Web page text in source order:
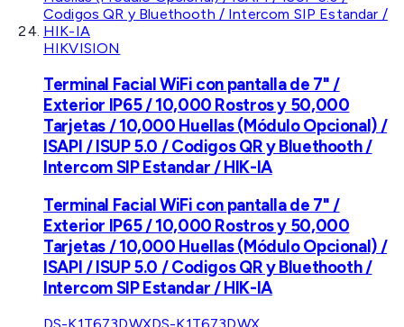
HIKVISION
Terminal Facial WiFi con pantalla de 7" /
Exterior IP65 / 10,000 Rostros y 50,000
Tarjetas / 10,000 Huellas (Módulo Opcional) /
ISAPI / ISUP 5.0 / Codigos QR y Bluethooth /
Intercom SIP Estandar / HIK-IA
Terminal Facial WiFi con pantalla de 7" /
Exterior IP65 / 10,000 Rostros y 50,000
Tarjetas / 10,000 Huellas (Módulo Opcional) /
ISAPI / ISUP 5.0 / Codigos QR y Bluethooth /
Intercom SIP Estandar / HIK-IA
DS-K1T673DWXDS-K1T673DWX